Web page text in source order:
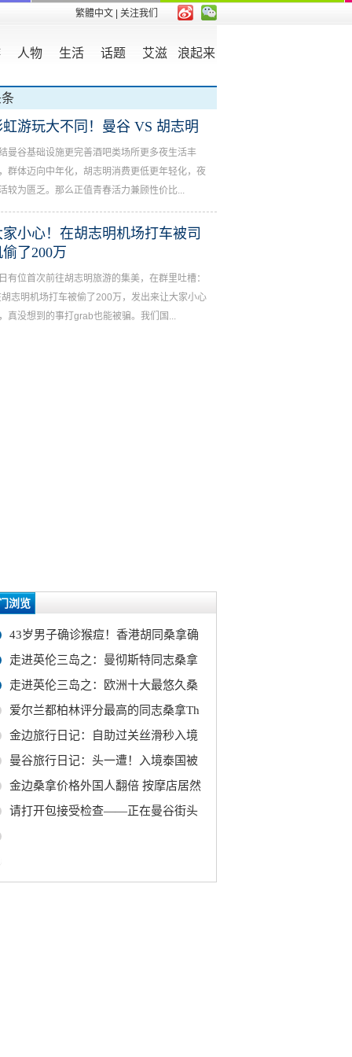
繁體中文 | 关注我们
人物 生活 话题 艾滋 浪起来
虹游玩大不同！曼谷 VS 胡志明
曼谷基础设施更完善酒吧类场所更多夜生活丰
群体迈向中年化，胡志明消费更低更年轻化，夜
较为匮乏。那么正值青春活力兼顾性价比...
家小心！在胡志明机场打车被司
了200万
有位首次前往胡志明旅游的集美，在群里吐槽：
胡志明机场打车被偷了200万，发出来让大家小心
真没想到的事打grab也能被骗。我们国...
浏览
43岁男子确诊猴痘！香港胡同桑拿确
走进英伦三岛之：曼彻斯特同志桑拿
走进英伦三岛之：欧洲十大最悠久桑
爱尔兰都柏林评分最高的同志桑拿Th
金边旅行日记：自助过关丝滑秒入境
曼谷旅行日记：头一遭！入境泰国被
金边桑拿价格外国人翻倍 按摩店居然
请打开包接受检查——正在曼谷街头